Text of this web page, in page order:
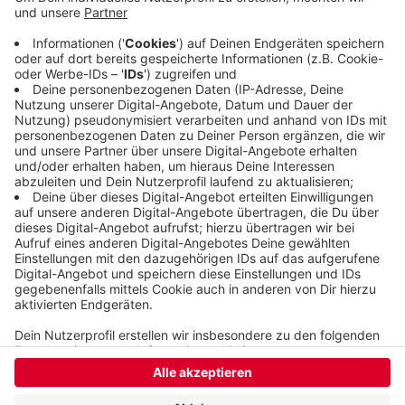
den Verkehr auf der Brücke zwischen
Schlossbleiche und Tiefgarage Ohligsmühle. Zur
Schlossbleiche kommt man während der Arbeiten
nur über die B7.
Veröffentlicht:Montag, 21.10.2019 16:10
Anzeige
Anzeige